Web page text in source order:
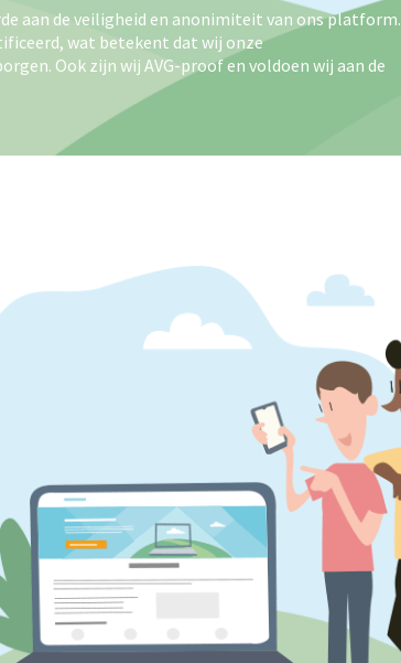
aan de veiligheid en anonimiteit van ons platform.
wat betekent dat wij onze
Ook zijn wij AVG-proof en voldoen wij aan de